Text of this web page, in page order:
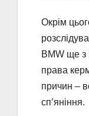
Окрім
BMW ще з
права
причин –
сп’яніння.